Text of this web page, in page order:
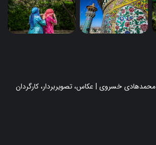
محمدهادی خسروی | عکاس، تصویربردار، کارگردان